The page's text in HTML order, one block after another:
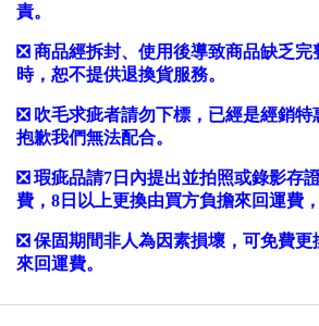
責。
❎ 商品經拆封、使用後導致商品缺乏
時，恕不提供退換貨服務。
❎ 吹毛求疵者請勿下標，已經是經銷特
抱歉我們無法配合。
❎ 瑕疵品請7日內提出並拍照或錄影存
費，8日以上更換由買方負擔來回運費
❎ 保固期間非人為因素損壞，可免費
來回運費。